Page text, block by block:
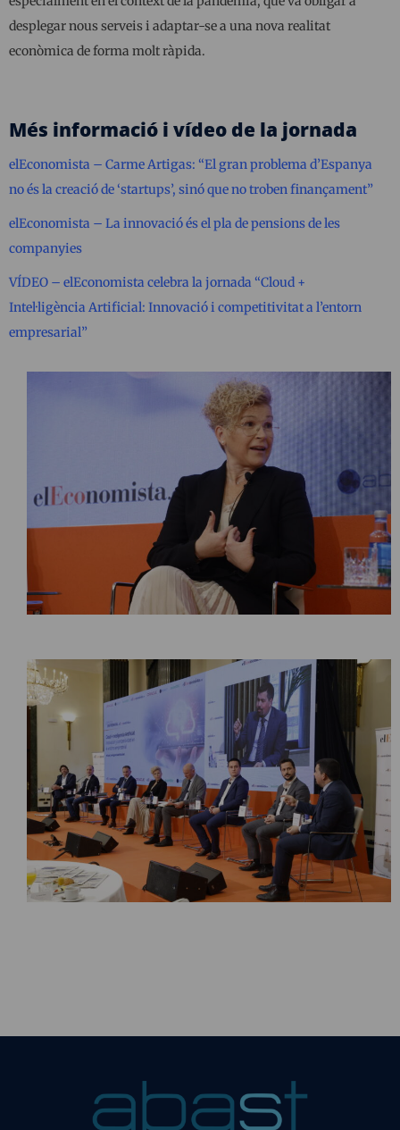
desplegar nous serveis i adaptar-se a una nova realitat
econòmica de forma molt ràpida.
Més informació i vídeo de la jornada
elEconomista – Carme Artigas: “El gran problema d’Espanya
no és la creació de ‘startups’, sinó que no troben finançament”
elEconomista – La innovació és el pla de pensions de les
companyies
VÍDEO – elEconomista celebra la jornada “Cloud +
Intel·ligència Artificial: Innovació i competitivitat a l’entorn
empresarial”